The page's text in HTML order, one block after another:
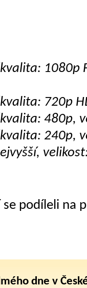
1080p
720p
480p,
240p,
podíleli na
dne v